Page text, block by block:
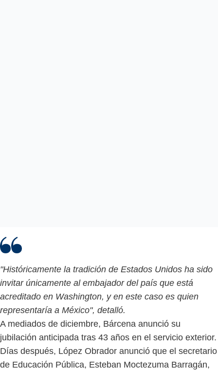
"Históricamente la tradición de Estados Unidos ha sido
invitar únicamente al embajador del país que está
acreditado en Washington, y en este caso es quien
representaría a México", detalló.
A mediados de diciembre, Bárcena anunció su
jubilación anticipada tras 43 años en el servicio exterior.
Días después, López Obrador anunció que el secretario
de Educación Pública, Esteban Moctezuma Barragán,